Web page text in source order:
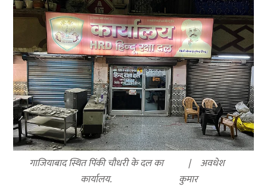
गाजियाबाद स्थित पिंकी चौधरी के दल का
कार्यालय.
अवधेश
कुमार